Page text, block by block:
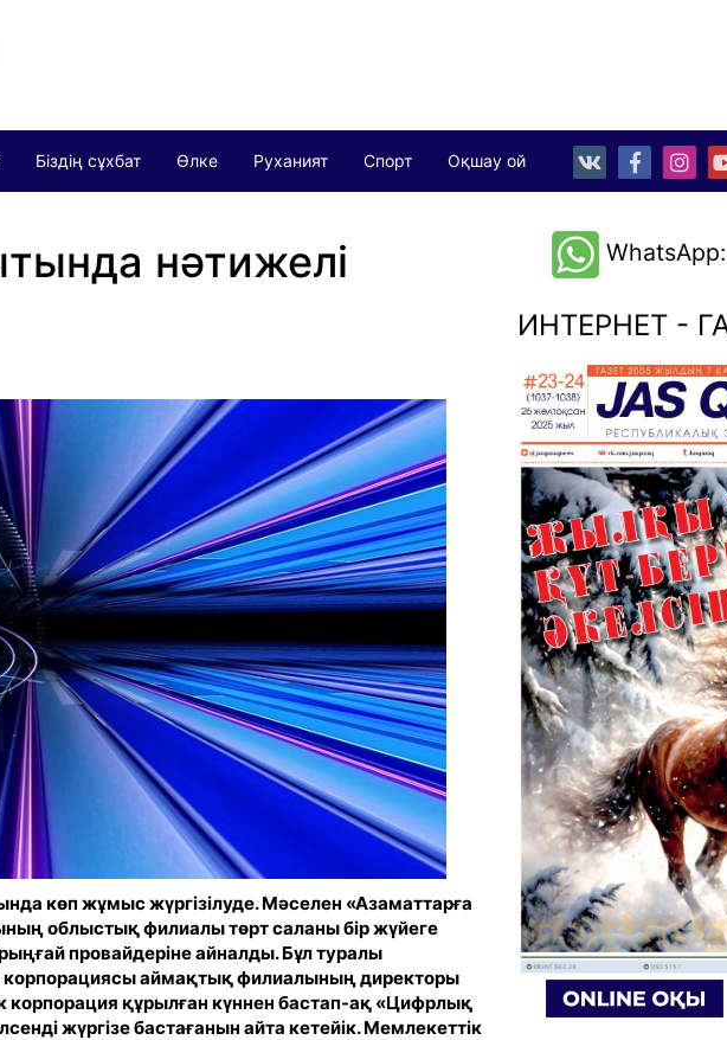
Біздің сұхбат Өлке Руханият Спорт Оқшау ой
нәтижелі
көп жұмыс жүргізілуде. Мәселен «Азаматтарға
облыстық филиалы төрт саланы бір жүйеге
провайдеріне айналды. Бұл туралы
корпорациясы аймақтық филиалының директоры
құрылған күннен бастап-ақ «Цифрлық
жүргізе бастағанын айта кетейік. Мемлекеттік
ИНТЕРНЕТ -